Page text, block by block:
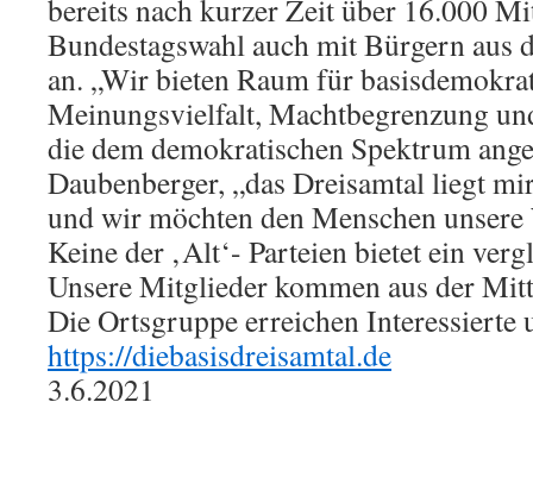
bereits nach kurzer Zeit über 16.000
Bundestagswahl auch mit Bürgern aus
an. „Wir bieten Raum für
Meinungsvielfalt, Machtbegrenzung
die dem demokratischen Spektrum
Daubenberger, „das Dreisamtal liegt
und wir möchten den Menschen
Keine der ‚Alt‘- Parteien bietet ein
Unsere Mitglieder kommen aus der
Die Ortsgruppe erreichen Interessierte
https://diebasisdreisamtal.de
3.6.2021